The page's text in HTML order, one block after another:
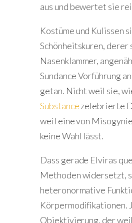
aus und bewertet sie
Kostüme und Kulissen
Schönheitskuren, derer
Nasenklammer,
Sundance Vorführung
getan. Nicht weil sie,
Substancezelebrierte
weil eine von
keine Wahl lässt.
Dass gerade Elviras
Methoden widersetzt,
heteronormative
Körpermodifikationen.
Objektivierung, der